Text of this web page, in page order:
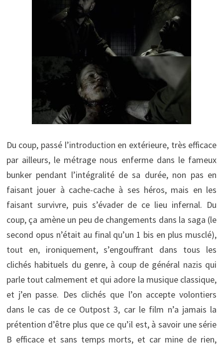
Du coup, passé l’introduction en extérieure, très efficace
par ailleurs, le métrage nous enferme dans le fameux
bunker pendant l’intégralité de sa durée, non pas en
faisant jouer à cache-cache à ses héros, mais en les
faisant survivre, puis s’évader de ce lieu infernal. Du
coup, ça amène un peu de changements dans la saga (le
second opus n’était au final qu’un 1 bis en plus musclé),
tout en, ironiquement, s’engouffrant dans tous les
clichés habituels du genre, à coup de général nazis qui
parle tout calmement et qui adore la musique classique,
et j’en passe. Des clichés que l’on accepte volontiers
dans le cas de ce Outpost 3, car le film n’a jamais la
prétention d’être plus que ce qu’il est, à savoir une série
B efficace et sans temps morts, et car mine de rien,